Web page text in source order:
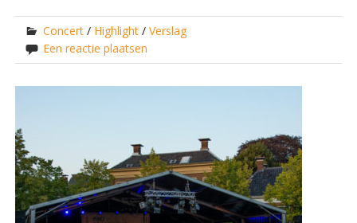
Concert / Highlight /Verslag
Een reactie plaatsen